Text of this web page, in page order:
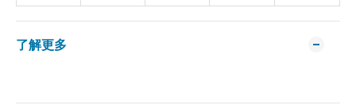
了解更多